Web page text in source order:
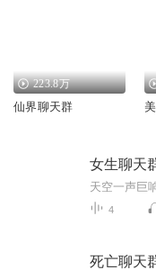
223.8万
仙界聊天群
女生聊天
4
死亡聊天